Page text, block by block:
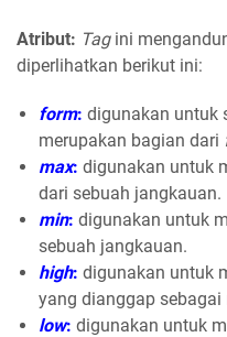
Atribut: Tagini
diperlihatkan berikut ini:
form: digunakan untuk
merupakan bagian dari
max: digunakan untuk
dari sebuah jangkauan.
min: digunakan untuk
sebuah jangkauan.
high: digunakan untuk
yang dianggap
low: digunakan untuk